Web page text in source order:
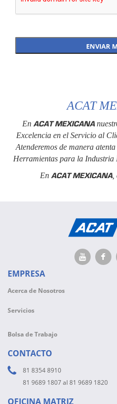
ACAT
En ACAT MEXICANA
Excelencia en el Servicio al
Atenderemos de manera
Herramientas para la Industria
En ACAT MEXICANA,
EMPRESA
Acerca de Nosotros
Servicios
Bolsa de Trabajo
CONTACTO
81 8354 8910
81 9689 1807 al 81 9689 1820
OFICINA MATRIZ